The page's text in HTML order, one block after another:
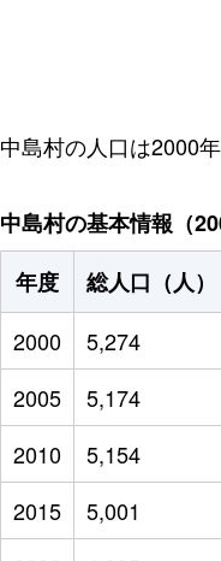
中島村の人口は2000
中島村の基本情報（
年度
総人口（人）
2000
5,274
2005
5,174
2010
5,154
2015
5,001